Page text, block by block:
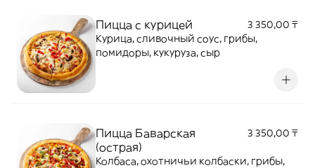
Пицца с курицей
3 350,00 ₸
Курица, сливочный соус, грибы,
помидоры, кукуруза, сыр
Пицца Баварская
(острая)
3 350,00 ₸
Колбаса, охотничьи колбаски, грибы,